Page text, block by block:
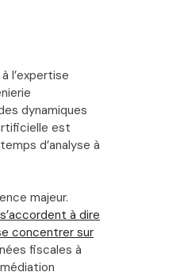
l’expertise
dynamiques
est
d’analyse à
majeur.
à dire
concentrer sur
fiscales à